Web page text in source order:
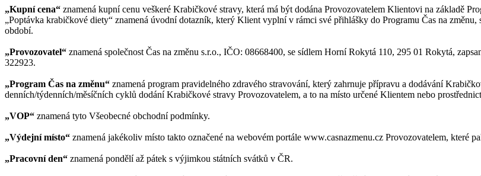
„Kupní cena“ znamená kupní cenu veškeré Krabičkové stravy, která má být dodána Provozovatelem Klientovi na základě
„Poptávka krabičkové diety“ znamená úvodní dotazník, který Klient vyplní v rámci své přihlášky do Programu Čas na
období.
„Provozovatel“ znamená společnost Čas na změnu s.r.o., IČO: 08668400, se sídlem Horní Rokytá 110, 295 01 Rokytá,
322923.
„Program Čas na změnu“ znamená program pravidelného zdravého stravování, který zahrnuje přípravu a dodávání
denních/týdenních/měsíčních cyklů dodání Krabičkové stravy Provozovatelem, a to na místo určené Klientem nebo
„VOP“ znamená tyto Všeobecné obchodní podmínky.
„Výdejní místo“ znamená jakékoliv místo takto označené na webovém portále www.casnazmenu.cz Provozovatelem,
„Pracovní den“ znamená pondělí až pátek s výjimkou státních svátků v ČR.